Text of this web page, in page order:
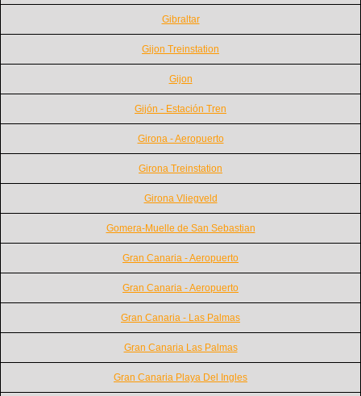
Gibraltar
Gijon Treinstation
Gijon
Gijón - Estación Tren
Girona - Aeropuerto
Girona Treinstation
Girona Vliegveld
Gomera-Muelle de San Sebastian
Gran Canaria - Aeropuerto
Gran Canaria - Aeropuerto
Gran Canaria - Las Palmas
Gran Canaria Las Palmas
Gran Canaria Playa Del Ingles